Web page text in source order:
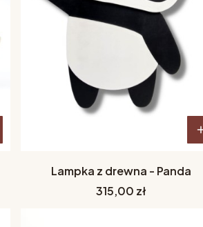
Lampka z drewna - Panda
Cena
315,00 zł